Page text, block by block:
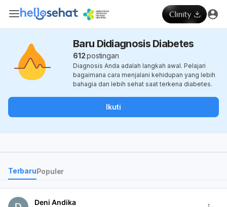
Baru Didiagnosis Diabetes
612postingan
Diagnosis Anda adalah langkah awal. Pelajari
bagaimana cara menjalani kehidupan yang lebih
bahagia dan lebih sehat saat terkena diabetes.
Ikuti
TerbaruPopuler
Deni Andika